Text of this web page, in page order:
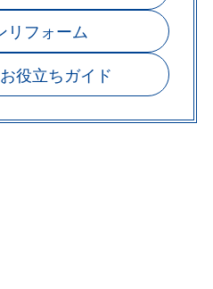
リフォーム
役立ちガイド